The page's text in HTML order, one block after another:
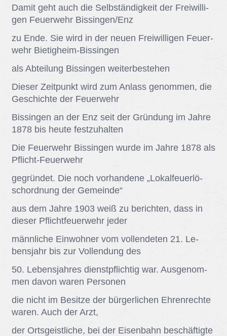
Da­mit geht auch die Selb­stän­dig­keit der Frei­wil­li­
gen Feu­er­wehr Bis­sin­gen/​Enz
zu Ende. Sie wird in der neu­en Frei­wil­li­gen Feu­er­
wehr Bie­tig­heim-Bis­sin­gen
als Ab­tei­lung Bis­sin­gen wei­ter­be­ste­hen
Die­ser Zeit­punkt wird zum An­lass ge­nom­men, die
Ge­schich­te der Feu­er­wehr
Bis­sin­gen an der Enz seit der Grün­dung im Jah­re
1878 bis heu­te fest­zu­hal­ten
Die Feu­er­wehr Bis­sin­gen wur­de im Jah­re 1878 als
Pflicht-Feu­er­wehr
ge­grün­det. Die noch vor­han­de­ne „Lo­kal­feu­er­lö­
sch­ord­nung der Ge­mein­de“
aus dem Jah­re 1903 weiß zu be­rich­ten, dass in
die­ser Pflicht­feu­er­wehr je­der
männ­li­che Ein­woh­ner vom voll­ende­ten 21. Le­
bens­jahr bis zur Voll­endung des
50. Le­bens­jah­res dienst­pflich­tig war. Aus­ge­nom­
men da­von wa­ren Per­so­nen
die nicht im Be­sit­ze der bür­ger­li­chen Eh­ren­rech­te
wa­ren. Auch der Arzt,
der Orts­geist­li­che, bei der Ei­sen­bahn be­schäf­tig­te